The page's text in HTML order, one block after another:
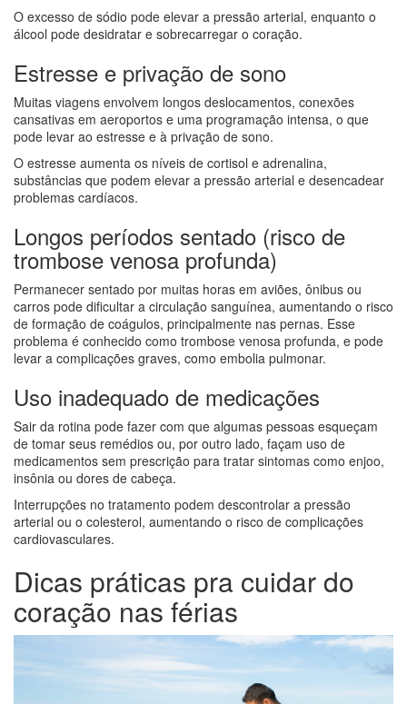
O excesso de sódio pode elevar a pressão arterial, enquanto o
álcool pode desidratar e sobrecarregar o coração.
Estresse e privação de sono
Muitas viagens envolvem longos deslocamentos, conexões
cansativas em aeroportos e uma programação intensa, o que
pode levar ao estresse e à privação de sono.
O estresse aumenta os níveis de cortisol e adrenalina,
substâncias que podem elevar a pressão arterial e desencadear
problemas cardíacos.
Longos períodos sentado (risco de
trombose venosa profunda)
Permanecer sentado por muitas horas em aviões, ônibus ou
carros pode dificultar a circulação sanguínea, aumentando o risco
de formação de coágulos, principalmente nas pernas. Esse
problema é conhecido como trombose venosa profunda, e pode
levar a complicações graves, como embolia pulmonar.
Uso inadequado de medicações
Sair da rotina pode fazer com que algumas pessoas esqueçam
de tomar seus remédios ou, por outro lado, façam uso de
medicamentos sem prescrição para tratar sintomas como enjoo,
insônia ou dores de cabeça.
Interrupções no tratamento podem descontrolar a pressão
arterial ou o colesterol, aumentando o risco de complicações
cardiovasculares.
Dicas práticas pra cuidar do
coração nas férias